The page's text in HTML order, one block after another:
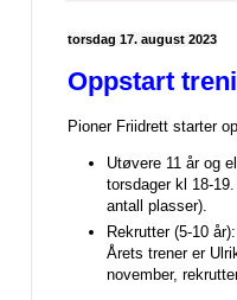
torsdag 17. august 2023
Oppstart
Pioner Friidrett starter
Utøvere 11 år og
torsdager kl 18-
antall plasser).
Rekrutter (5-10
Årets trener er
november,